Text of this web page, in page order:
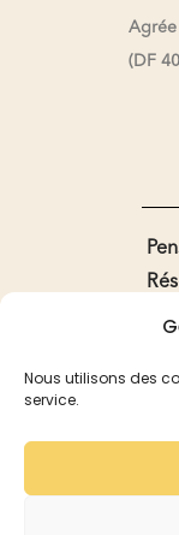
Nous utilisons des
service.
Agrée
(DF